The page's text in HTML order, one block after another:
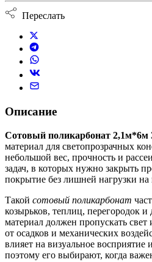
Переслать
Описание
Сотовый поликарбонат 2,1м*6м
материал для светопрозрачных
небольшой вес, прочность и
задач, в которых нужно закрыть
покрытие без лишней нагрузки на
Такой сотовый поликарбонат
козырьков, теплиц, перегородок и
материал должен пропускать
от осадков и механических
влияет на визуальное восприятие
поэтому его выбирают, когда